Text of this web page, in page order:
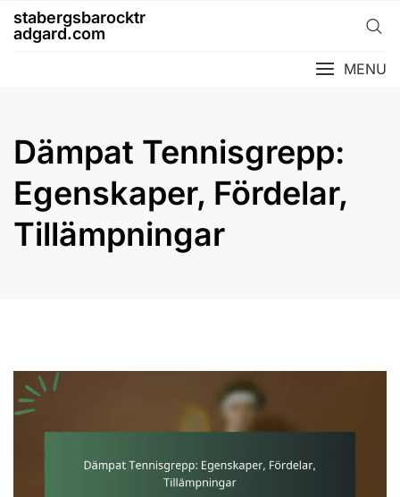
Skip
content
stabergsbarocktr
adgard.com
MENU
Dämpat Tennisgrepp:
Egenskaper, Fördelar,
Tillämpningar